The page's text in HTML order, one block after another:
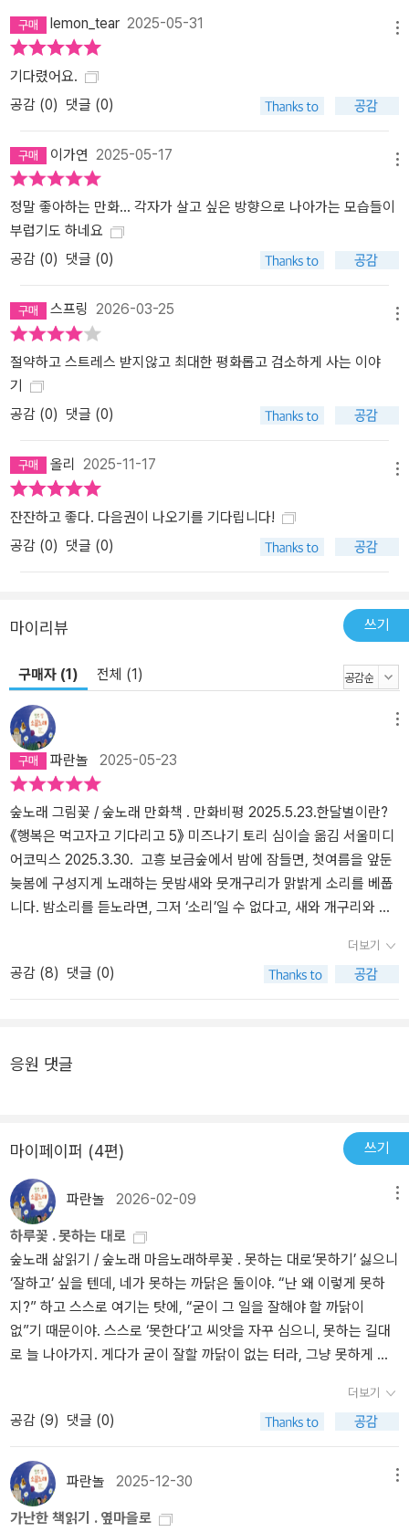
lemon_tear 2025-05-31
기다렸어요.
공감 (0) 댓글 (0)
이가연 2025-05-17
정말 좋아하는 만화... 각자가 살고 싶은 방향으로 나아가는 모습들이
부럽기도 하네요
공감 (0) 댓글 (0)
스프링 2026-03-25
절약하고 스트레스 받지않고 최대한 평화롭고 검소하게 사는 이야
기
공감 (0) 댓글 (0)
올리 2025-11-17
잔잔하고 좋다. 다음권이 나오기를 기다립니다!
공감 (0) 댓글 (0)
마이리뷰 쓰기
구매자 (1) 전체 (1)
파란놀 2025-05-23
숲노래 그림꽃 / 숲노래 만화책 . 만화비평 2025.5.23.한달벌이란?
《행복은 먹고자고 기다리고 5》 미즈나기 토리 심이슬 옮김 서울미디
어코믹스 2025.3.30. 고흥 보금숲에서 밤에 잠들면, 첫여름을 앞둔
늦봄에 구성지게 노래하는 뭇밤새와 뭇개구리가 맑밝게 소리를 베풉
니다. 밤소리를 듣노라면, 그저 ‘소리’일 수 없다고, 새와 개구리와 바
다. 이제 밤이 저물고 얼추 03시 30분부터 동이 희뿌윰히 트는데, 이
즈음에는 뭇개구리 소리는 잦아들고 온갖 낮새가 하나둘 깨어나서 아
침까지 신나게 소리를 베풉니다. 새벽소리와 아침소리를 듣노라면,
쁜 디자인이 없다”고 말씀하는데, 이 말을 들으면서 아예 말이 될 수
니다. 더 낫거나 좋은 모습(디자인)이기 때문에 살아남는 결이 아니
라, 그저 다른 숨빛으로 살기에 “그렇게 보일” 뿐입니다. 숲에는
‘숲’이 있을 뿐, ‘디자인’이 없습니다. 숲에는 ‘숲’이 있게 마련이라, ‘좋
거나 나쁜 디자인’은 처음부터 있지도 않습니다. 숲을 제대로 본다면,
나무 한 그루에 달린 잎이 모두 다르게 생겼고, 강아지풀조차 잎이 모
두 다르고, 토끼풀도 다 다른 크기와 모습인 줄 알 테지요. 다 다르기
에 어울리며 살아가는 숲(자연)일 뿐, 나쁘거나 좋은 모습(디자인)이
란 처음부터 있을 까닭마저 없습니다. 이러한 결을 읽고서 마음에 새
길 적에 비로소 사람 사이에서도 누구나 다르게 마련인 줄 받아들입
니다. 사람들이 잘못 여기는 대목 가운데 하나로, ‘흰사람(백인)’이기
을 잊으면 허여멀건 살빛으로 바뀌고, 흙사람도 들숲메바다를 품으면
고 5》을 기다리고 기다려서 읽었습니다. 우리집 두 아이랑 함께 읽는
그림꽃 가운데 하나입니다. 마음을 기울이는 길이 무엇인지 들려주는
줄거리입니다. 마음을 기울여서 스스로 짓는 하루는 어떻게 태어나는
더보기
공감 (8) 댓글 (0)
응원 댓글
마이페이퍼 (4편) 쓰기
파란놀 2026-02-09
하루꽃 . 못하는 대로
숲노래 삶읽기 / 숲노래 마음노래하루꽃 . 못하는 대로‘못하기’ 싫으니
‘잘하고’ 싶을 텐데, 네가 못하는 까닭은 둘이야. “난 왜 이렇게 못하
지?” 하고 스스로 여기는 탓에, “굳이 그 일을 잘해야 할 까닭이
없”기 때문이야. 스스로 ‘못한다’고 씨앗을 자꾸 심으니, 못하는 길대
로 늘 나아가지. 게다가 굳이 잘할 까닭이 없는 터라, 그냥 못하게 마
에는 ‘못하는 나날’을 배워. ‘못하는 마음’을 배우고, ‘못하는 나’와 ‘못
하는 너(이웃)’를 가만히 알아보곤 해. 무엇을 잘한다면, 잘하는 손짓
과 매무새를 배울 테지. 잘하는 대로 펴는 하루를 배우고, 잘하면서 느
끼거나 누리는 모든 마음을 배우고, ‘잘하는 나’하고 ‘잘하는 너(동
무)’를 차분히 헤아리곤 해. 네가 “못하는 대로인 나”를 받아들일 적
에는 “못하는 대로인 너(이웃·동무)”를 고스란히 받아들여. 네가 “못
더보기
공감 (9) 댓글 (0)
파란놀 2025-12-30
가난한 책읽기 . 옆마을로